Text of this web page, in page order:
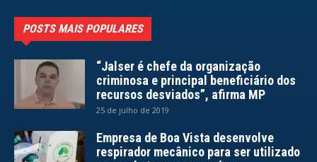
POSTS MAIS POPULARES
“Jalser é chefe da organização
criminosa e principal beneficiário dos
recursos desviados”, afirma MP
25 de julho de 2019
Empresa de Boa Vista desenvolve
respirador mecânico para ser utilizado